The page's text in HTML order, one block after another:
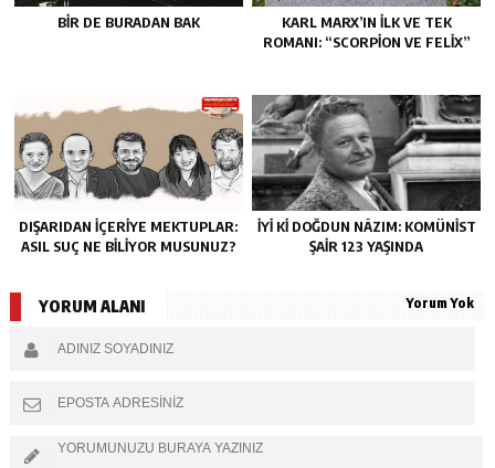
BIR DE BURADAN BAK
KARL MARX’IN ILK VE TEK
ROMANI: “SCORPION VE FELIX”
DIŞARIDAN IÇERIYE MEKTUPLAR:
ASIL SUÇ NE BILIYOR MUSUNUZ?
İYI KI DOĞDUN NÂZIM: KOMÜNIST
ŞAIR 123 YAŞINDA
YORUM ALANI Yorum Yok